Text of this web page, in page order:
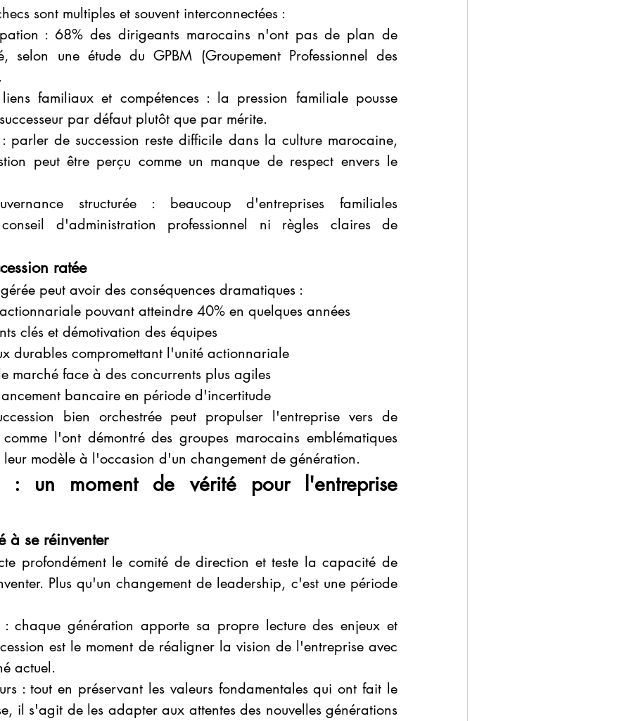
sont multiples et souvent interconnectées :
: 68% des dirigeants marocains n'ont pas de plan de
selon une étude du GPBM (Groupement Professionnel des
familiaux et compétences : la pression familiale pousse
par défaut plutôt que par mérite.
: parler de succession reste difficile dans la culture marocaine,
peut être perçu comme un manque de respect envers le
structurée : beaucoup d'entreprises familiales
d'administration professionnel ni règles claires de
ratée
peut avoir des conséquences dramatiques :
pouvant atteindre 40% en quelques années
clés et démotivation des équipes
durables compromettant l'unité actionnariale
marché face à des concurrents plus agiles
bancaire en période d'incertitude
bien orchestrée peut propulser l'entreprise vers de
comme l'ont démontré des groupes marocains emblématiques
leur modèle à l'occasion d'un changement de génération.
: un moment de vérité pour l'entreprise
à se réinventer
profondément le comité de direction et teste la capacité de
Plus qu'un changement de leadership, c'est une période
: chaque génération apporte sa propre lecture des enjeux et
est le moment de réaligner la vision de l'entreprise avec
actuel.
: tout en préservant les valeurs fondamentales qui ont fait le
il s'agit de les adapter aux attentes des nouvelles générations